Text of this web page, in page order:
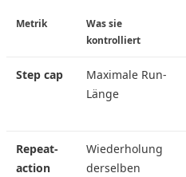
Metrik
Was sie
kontrolliert
Step cap
Maximale Run-
Länge
Repeat-
action
Wiederholung
derselben